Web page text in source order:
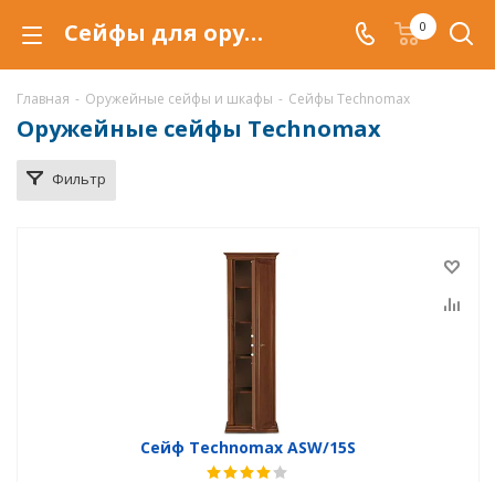
Сейфы для оружия Technomax купить по низкой цене в Самаре, продажа оружейных сейфов Техномакс со скидкой 0
Главная - Оружейные сейфы и шкафы - Сейфы Technomax
Оружейные сейфы Technomax
Фильтр
Сейф Technomax ASW/15S